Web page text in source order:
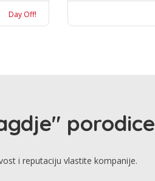
Day Off!
porodice
i reputaciju vlastite kompanije.